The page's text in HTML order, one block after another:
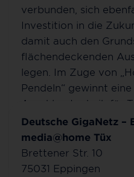
verbunden, sich
Investition in die
damit auch den
flächendeckenden
legen. Im Zuge von
Pendeln“ gewinnt
Anschlusstechnik für
immer weiter an
Mehr erfahren
Nutzen Sie die
Gespräch mit unseren
Ort, um Fragen rund um
stellen und sich über
informieren.
Deutsche GigaNetz –
media@home Tüx
Brettener Str. 10
75031 Eppingen